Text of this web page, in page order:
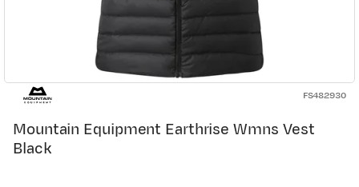
FS482930
Mountain Equipment Earthrise Wmns Vest
Black